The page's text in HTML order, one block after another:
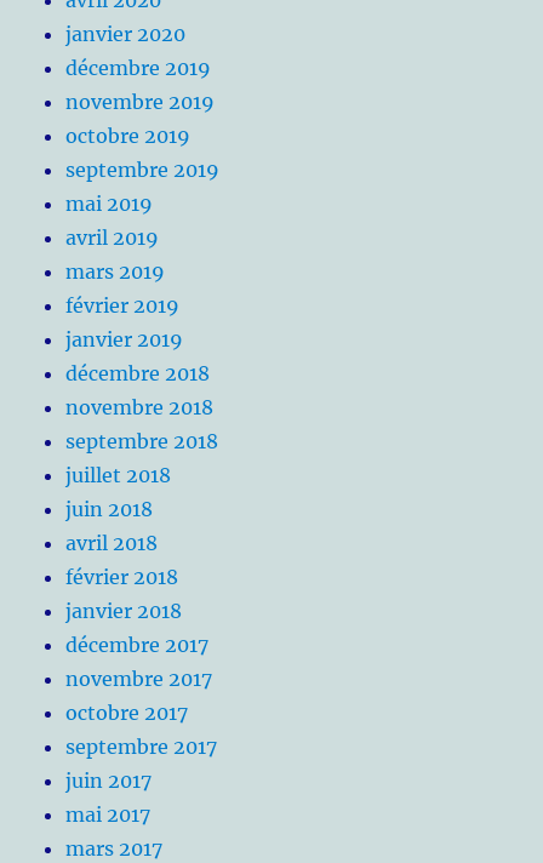
janvier 2020
décembre 2019
novembre 2019
octobre 2019
septembre 2019
mai 2019
avril 2019
mars 2019
février 2019
janvier 2019
décembre 2018
novembre 2018
septembre 2018
juillet 2018
juin 2018
avril 2018
février 2018
janvier 2018
décembre 2017
novembre 2017
octobre 2017
septembre 2017
juin 2017
mai 2017
mars 2017